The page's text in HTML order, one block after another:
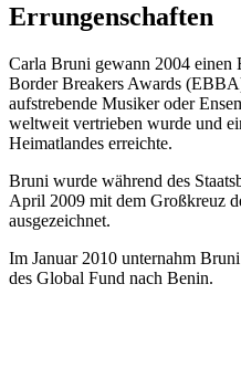
Errungenschaften
Carla Bruni gewann 2004
Border Breakers Awards
aufstrebende Musiker oder
weltweit vertrieben wurde und
Heimatlandes erreichte.
Bruni wurde während des
April 2009 mit dem Großkreuz
ausgezeichnet.
Im Januar 2010 unternahm
des Global Fund nach Benin.